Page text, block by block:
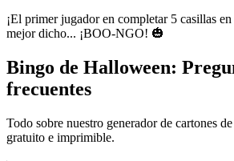
¡El primer jugador en completar 5 casillas
mejor dicho... ¡BOO-NGO! 🎃
Bingo de Halloween:
frecuentes
Todo sobre nuestro generador de cartones
gratuito e imprimible.